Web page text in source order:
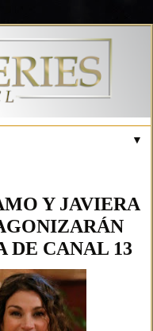
▼
Y JAVIERA
DE CANAL 13